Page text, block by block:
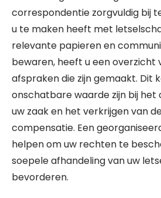
correspondentie zorgvuldig bij
u te maken heeft met
relevante papieren en
bewaren, heeft u een overzicht
afspraken die zijn gemaakt. Dit
onschatbare waarde zijn bij het
uw zaak en het verkrijgen van
compensatie. Een
helpen om uw rechten te
soepele afhandeling van uw
bevorderen.